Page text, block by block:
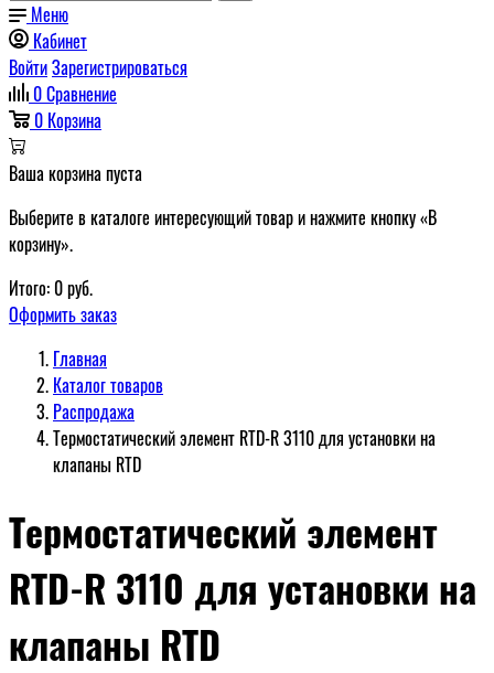
Меню
Кабинет
ВойтиЗарегистрироваться
0Сравнение
0 Корзина
Ваша корзина пуста
Выберите в каталоге интересующий товар и нажмите кнопку «В
корзину».
Итого: 0руб.
Оформить заказ
Главная
Каталог товаров
Распродажа
Термостатический элемент RTD-R 3110 для установки на
клапаны RTD
Термостатический элемент
RTD-R 3110 для установки на
клапаны RTD